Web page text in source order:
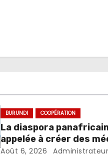
BURUNDI COOPÉRATION
La diaspora
appelée à créer des
favorisant
Août 6, 2026 Administrateur